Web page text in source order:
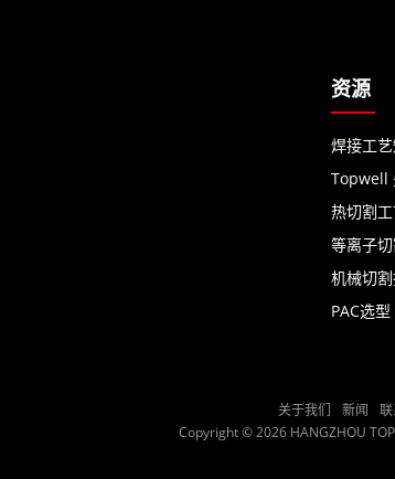
资源
焊接工
Topwell
热切割
等离子
机械切
PAC选型
关于我们 新闻
Copyright © 2026 HANGZHOU